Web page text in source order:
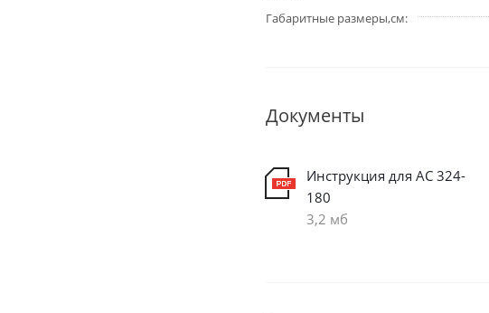
Габаритные размеры,см
Документы
Инструкция для AC 324-
180
3,2 мб